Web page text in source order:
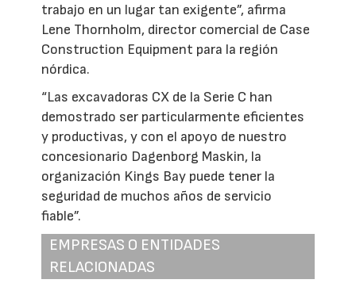
trabajo en un lugar tan exigente”, afirma
Lene Thornholm, director comercial de Case
Construction Equipment para la región
nórdica.
“Las excavadoras CX de la Serie C han
demostrado ser particularmente eficientes
y productivas, y con el apoyo de nuestro
concesionario Dagenborg Maskin, la
organización Kings Bay puede tener la
seguridad de muchos años de servicio
fiable”.
EMPRESAS O ENTIDADES
RELACIONADAS